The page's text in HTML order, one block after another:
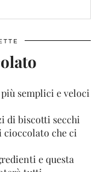
semplici e veloci
di biscotti secchi
cioccolato che ci
e questa